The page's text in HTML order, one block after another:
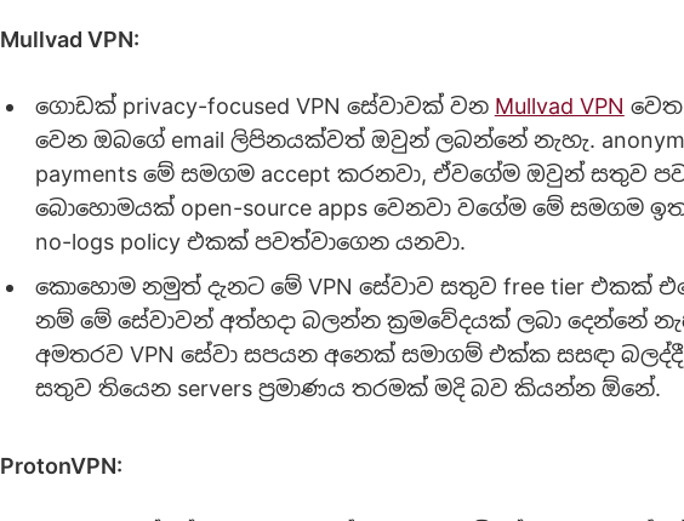
Mullvad VPN:
ගොඩක් privacy-focused VPN සේවාවක් වන Mullvad VPN වෙත
වෙන ඔබගේ email ලිපිනයක්වත් ඔවුන් ලබන්නේ නැහැ.
payments මේ සමගම accept කරනවා, ඒවගේම ඔවුන් සතුව
බොහොමයක් open-source apps වෙනවා වගේම මේ සමගම
no-logs policy එකක් පවත්වාගෙන යනවා.
කොහොම නමුත් දැනට මේ VPN සේවාව සතුව free tier එකක්
නම් මේ සේවාවන් අත්හදා බලන්න ක්‍රමවේදයක් ලබා දෙන්නේ
අමතරව VPN සේවා සපයන අනෙක් සමාගම් එක්ක සසඳා බලද්දී
සතුව තියෙන servers ප්‍රමාණය තරමක් මදි බව කියන්න ඕනේ.
ProtonVPN: